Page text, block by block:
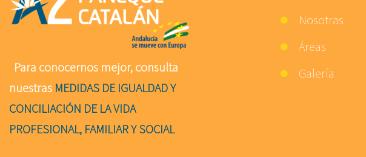
Para conocernos mejor, consulta
nuestras MEDIDAS DE IGUALDAD Y
CONCILIACIÓN DE LA VIDA
PROFESIONAL, FAMILIAR Y SOCIAL
Nosotras
Áreas
Galería